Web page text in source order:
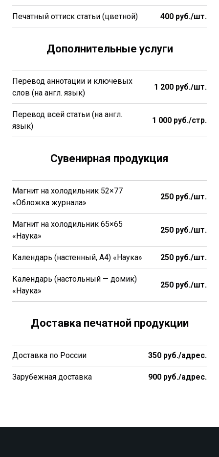
Печатный оттиск статьи (цветной) 400 руб./шт.
Дополнительные услуги
Перевод аннотации и ключевых
слов (на англ. язык)
1 200 руб./шт.
Перевод всей статьи (на англ.
язык)
1 000 руб./стр.
Сувенирная продукция
Магнит на холодильник 52×77
«Обложка журнала»
250 руб./шт.
Магнит на холодильник 65×65
«Наука»
250 руб./шт.
Календарь (настенный, А4) «Наука» 250 руб./шт.
Календарь (настольный — домик)
«Наука»
250 руб./шт.
Доставка печатной продукции
Доставка по России 350 руб./адрес.
Зарубежная доставка 900 руб./адрес.